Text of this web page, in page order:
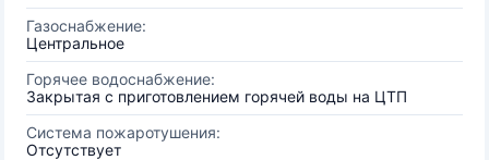
Газоснабжение:
Центральное
Горячее водоснабжение:
Закрытая с приготовлением горячей воды на ЦТП
Система пожаротушения:
Отсутствует